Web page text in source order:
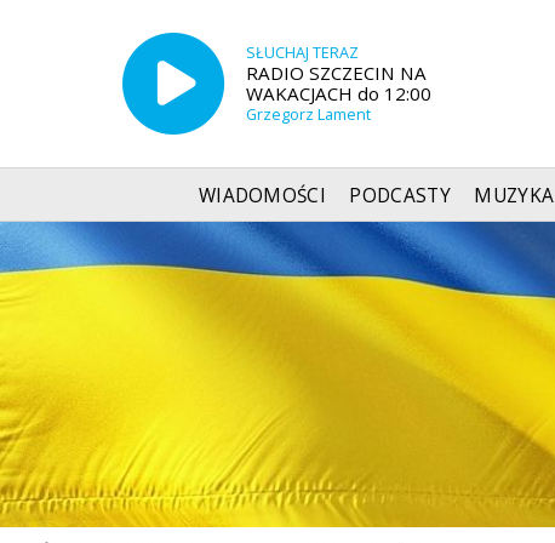
SŁUCHAJ TERAZ
RADIO SZCZECIN NA
WAKACJACH do 12:00
Grzegorz Lament
WIADOMOŚCI PODCASTY MUZYKA